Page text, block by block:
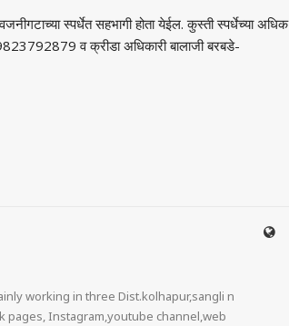
स्पर्धेत सहभागी होता येईल. कुस्ती स्पर्धेच्या अधिक
9823792879 व क्रीडा अधिकारी बालाजी बरबडे-
working in three Dist.kolhapur,sangli n
pages, Instagram,youtube channel,web